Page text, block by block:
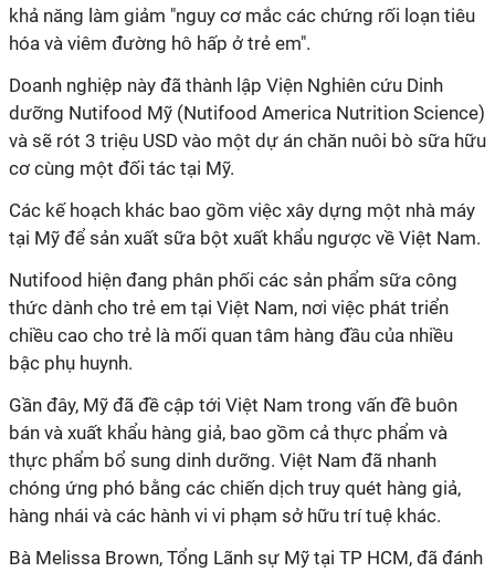
khả năng làm giảm "nguy cơ mắc các chứng rối loạn tiêu
hóa và viêm đường hô hấp ở trẻ em".
Doanh nghiệp này đã thành lập Viện Nghiên cứu Dinh
dưỡng Nutifood Mỹ (Nutifood America Nutrition Science)
và sẽ rót 3 triệu USD vào một dự án chăn nuôi bò sữa hữu
cơ cùng một đối tác tại Mỹ.
Các kế hoạch khác bao gồm việc xây dựng một nhà máy
tại Mỹ để sản xuất sữa bột xuất khẩu ngược về Việt Nam.
Nutifood hiện đang phân phối các sản phẩm sữa công
thức dành cho trẻ em tại Việt Nam, nơi việc phát triển
chiều cao cho trẻ là mối quan tâm hàng đầu của nhiều
bậc phụ huynh.
Gần đây, Mỹ đã đề cập tới Việt Nam trong vấn đề buôn
bán và xuất khẩu hàng giả, bao gồm cả thực phẩm và
thực phẩm bổ sung dinh dưỡng. Việt Nam đã nhanh
chóng ứng phó bằng các chiến dịch truy quét hàng giả,
hàng nhái và các hành vi vi phạm sở hữu trí tuệ khác.
Bà Melissa Brown, Tổng Lãnh sự Mỹ tại TP HCM, đã đánh